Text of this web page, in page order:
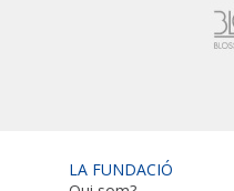
LA FUNDACIÓ